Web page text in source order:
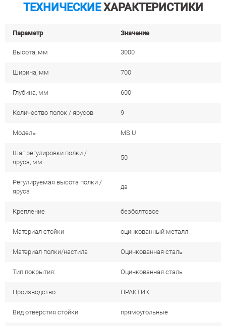
ТЕХНИЧЕСКИЕХАРАКТЕРИСТИКИ
Параметр Значение
Высота, мм 3000
Ширина, мм 700
Глубина, мм 600
Количество полок / ярусов 9
Модель MS U
Шаг регулировки полки /
яруса, мм
50
Регулируемая высота полки /
яруса
да
Крепление безболтовое
Материал стойки оцинкованный металл
Материал полки/настила Оцинкованная сталь
Тип покрытия: Оцинкованная сталь
Производство ПРАКТИК
Вид отверстия стойки прямоугольные